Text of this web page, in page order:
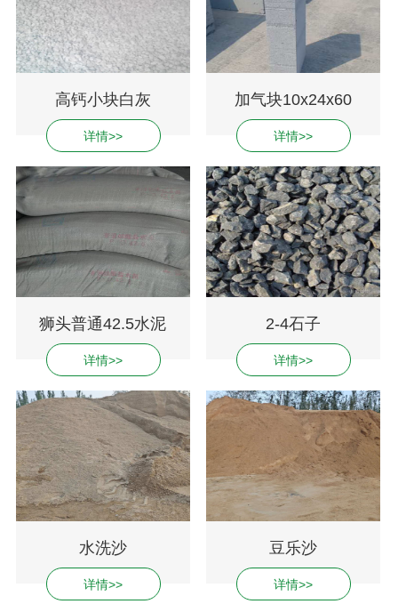
高钙小块白灰
详情>>
加气块10x24x60
详情>>
狮头普通42.5水泥
详情>>
2-4石子
详情>>
水洗沙
详情>>
豆乐沙
详情>>